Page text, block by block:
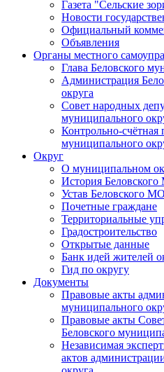
Газета "Сельские
Новости
Официальный
Объявления
Органы местного
Глава Беловского
Администрация
округа
Совет народных
муниципального
Контрольно-счётная
муниципального
Округ
О муниципальном
История
Устав Беловского МО
Почетные граждане
Территориальные
Градостроительство
Открытые данные
Банк идей жителей
Гид по округу
Документы
Правовые акты
муниципального
Правовые акты
Беловского
Независимая
актов